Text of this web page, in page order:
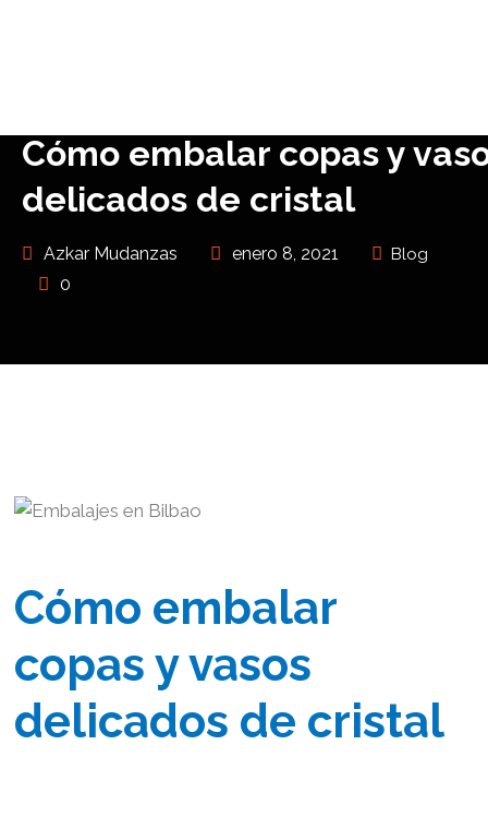
Cómo embalar copas y
delicados de cristal
Azkar Mudanzas enero 8, 2021 Blog
0
Cómo embalar
copas y vasos
delicados de cristal